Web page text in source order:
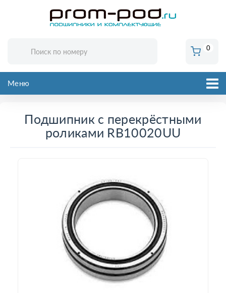
0
Меню
Подшипник с перекрёстными
роликами RB10020UU